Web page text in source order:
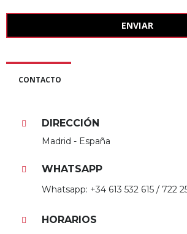
ENVIAR
field
should
blank
CONTACTO
DIRECCIÓN
Madrid - España
WHATSAPP
Whatsapp: +34 613 532 615 / 722
HORARIOS